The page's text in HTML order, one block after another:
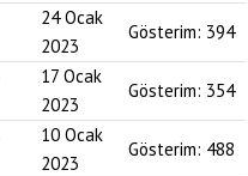
24 Ocak
2023
Gösterim: 394
17 Ocak
2023
Gösterim: 354
10 Ocak
2023
Gösterim: 488